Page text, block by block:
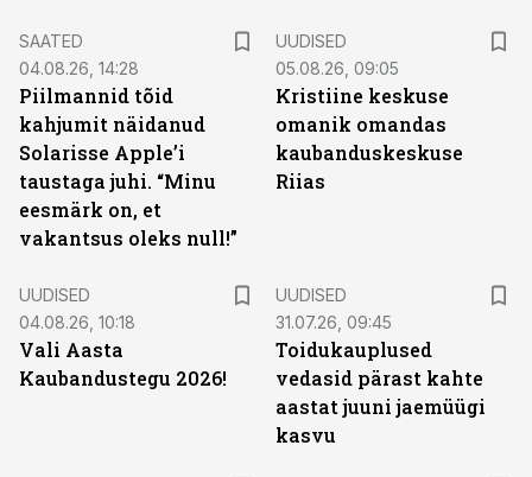
SAATED
04.08.26, 14:28
Piilmannid tõid
kahjumit näidanud
Solarisse Apple’i
taustaga juhi. “Minu
eesmärk on, et
vakantsus oleks null!”
UUDISED
05.08.26, 09:05
Kristiine keskuse
omanik omandas
kaubanduskeskuse
Riias
UUDISED
04.08.26, 10:18
Vali Aasta
Kaubandustegu 2026!
UUDISED
31.07.26, 09:45
Toidukauplused
vedasid pärast kahte
aastat juuni jaemüügi
kasvu